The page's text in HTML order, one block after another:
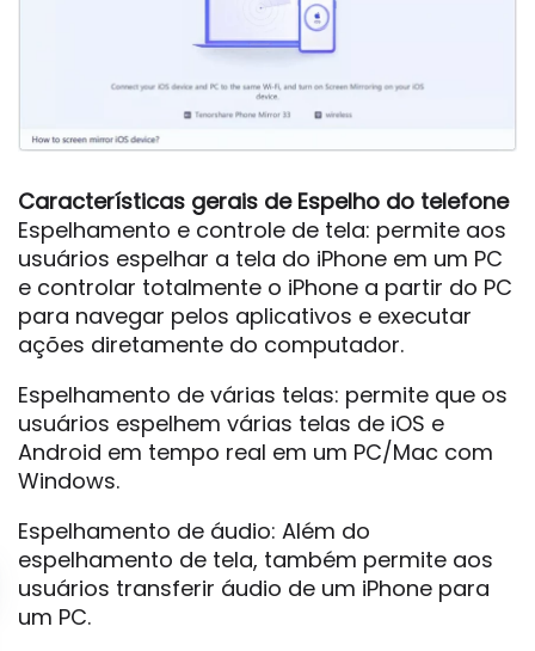
Características gerais de Espelho do telefone
Espelhamento e controle de tela: permite aos
usuários espelhar a tela do iPhone em um PC
e controlar totalmente o iPhone a partir do PC
para navegar pelos aplicativos e executar
ações diretamente do computador.
Espelhamento de várias telas: permite que os
usuários espelhem várias telas de iOS e
Android em tempo real em um PC/Mac com
Windows.
Espelhamento de áudio: Além do
espelhamento de tela, também permite aos
usuários transferir áudio de um iPhone para
um PC.